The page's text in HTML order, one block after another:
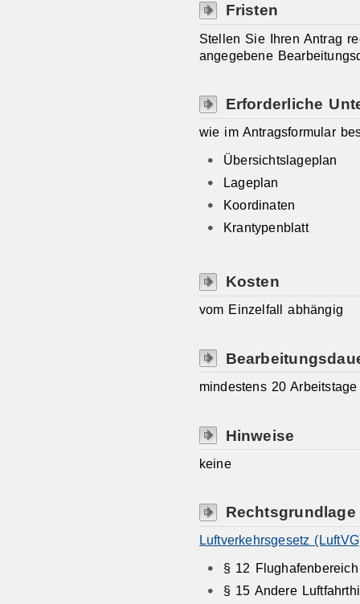
Fristen
Stellen Sie Ihren Antrag
angegebene
Erforderliche
wie im Antragsformular
Übersichtslageplan
Lageplan
Koordinaten
Krantypenblatt
Kosten
vom Einzelfall abhängig
mindestens 20 Arbeitstage
Hinweise
keine
Rechtsgrundlage
Luftverkehrsgesetz
§ 12
§ 15 Andere